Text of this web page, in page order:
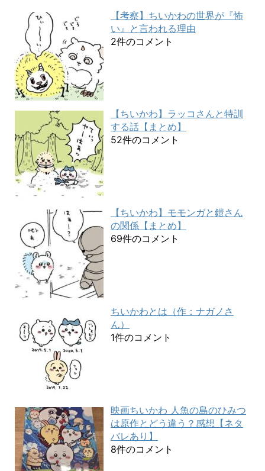
【考察】ちいかわの世界が『怖
い』と言われる理由
2件のコメント
【ちいかわ】ラッコさんと特訓
する話【まとめ】
52件のコメント
【ちいかわ】モモンガと鎧さん
の関係【まとめ】
69件のコメント
ちいかわとは（作：ナガノさ
ん）
1件のコメント
映画ちいかわ 人魚の島のひみつ
は原作とどう違う？感想【ネタ
バレあり】
8件のコメント